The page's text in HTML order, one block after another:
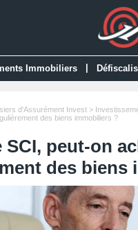
Immobiliers
d'Assurément Invest>
des biens immobiliers ?
SCI, peut-on
des biens